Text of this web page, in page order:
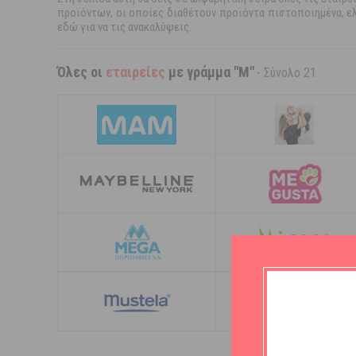
προϊόντων, οι οποίες διαθέτουν προϊόντα πιστοποιημένα,
εδώ για να τις ανακαλύψεις.
Όλες οι εταιρείες με γράμμα "M" - Σύνολο 21